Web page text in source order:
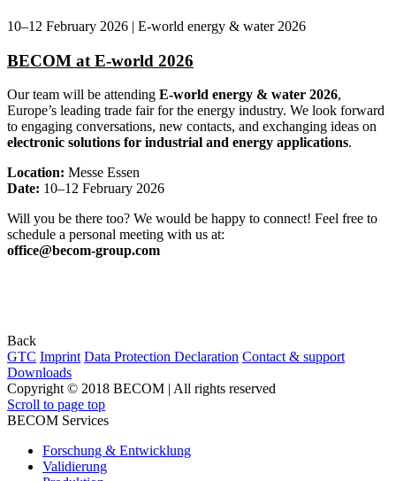
10–12 February 2026 | E-world energy & water 2026
BECOM at E-world 2026
Our team will be attending E-world energy & water 2026,
Europe’s leading trade fair for the energy industry. We look forward
to engaging conversations, new contacts, and exchanging ideas on
electronic solutions for industrial and energy applications.
Location: Messe Essen
Date: 10–12 February 2026
Will you be there too? We would be happy to connect! Feel free to
schedule a personal meeting with us at:
office@becom-group.com
Back
GTC Imprint Data Protection Declaration Contact & support
Downloads
Copyright © 2018 BECOM | All rights reserved
Scroll to page top
BECOM Services
Forschung & Entwicklung
Validierung